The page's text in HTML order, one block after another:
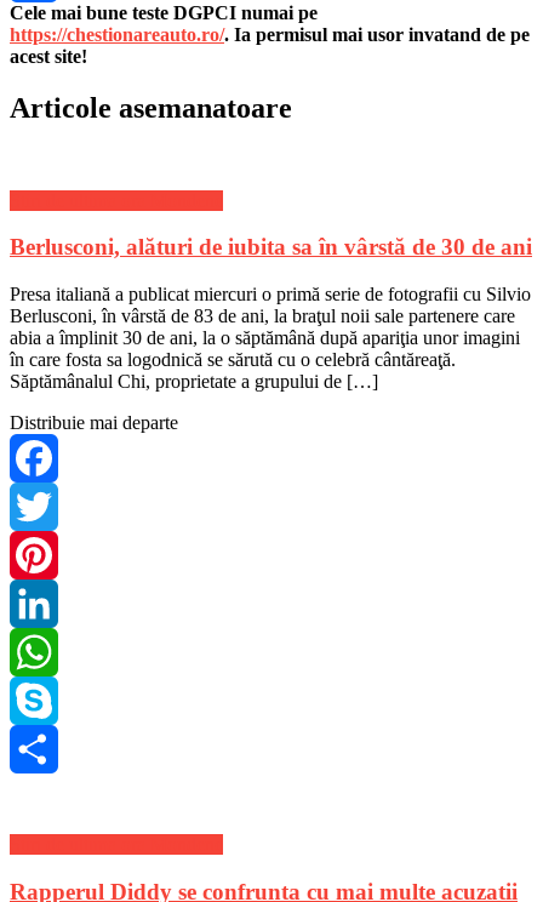
Share
Cele mai bune teste DGPCI numai pe
https://chestionareauto.ro/. Ia permisul mai usor invatand de pe
acest site!
Articole asemanatoare
Berlusconi, alături de iubita sa în vârstă de 30 de ani
Presa italiană a publicat miercuri o primă serie de fotografii cu Silvio
Berlusconi, în vârstă de 83 de ani, la braţul noii sale partenere care
abia a împlinit 30 de ani, la o săptămână după apariţia unor imagini
în care fosta sa logodnică se sărută cu o celebră cântăreaţă.
Săptămânalul Chi, proprietate a grupului de […]
Distribuie mai departe
Facebook
Twitter
Pinterest
LinkedIn
WhatsApp
Skype
Rapperul Diddy se confrunta cu mai multe acuzatii